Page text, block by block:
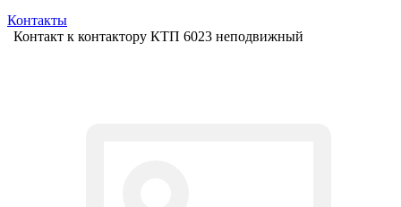
Контакты
Контакт к контактору КТП 6023 неподвижный